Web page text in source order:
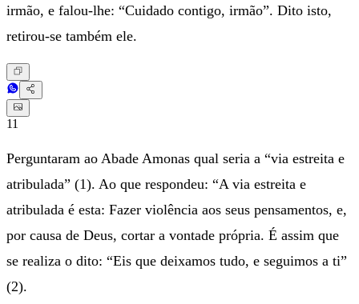
irmão, e falou-lhe: “Cuidado contigo, irmão”. Dito isto,
retirou-se também ele.
11
Perguntaram ao Abade Amonas qual seria a “via estreita e
atribulada” (1). Ao que respondeu: “A via estreita e
atribulada é esta: Fazer violência aos seus pensamentos, e,
por causa de Deus, cortar a vontade própria. É assim que
se realiza o dito: “Eis que deixamos tudo, e seguimos a ti”
(2).